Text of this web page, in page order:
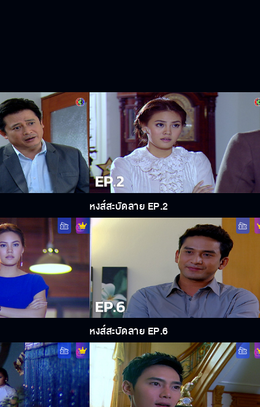
หงส์สะบัดลาย EP.2
หงส์สะบัดลาย EP.6